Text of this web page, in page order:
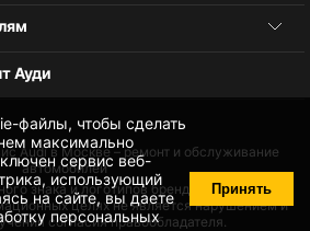
файлы, чтобы сделать
максимально
сервис веб-
использующий
на сайте, вы даете
персональных
Принять
Ауди
Audi в Москве – ремонт и обслуживание
автомобилей
знака и логотипов бренда происходит
целях не является нарушением и
согласия правообладателя.